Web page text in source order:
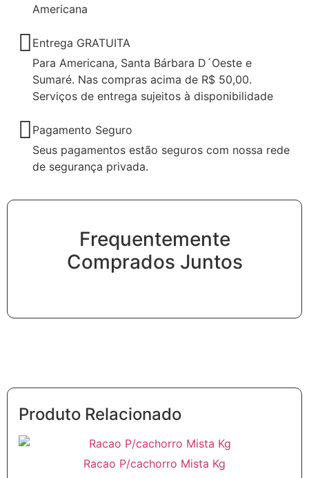
Americana
Entrega GRATUITA
Para Americana, Santa Bárbara D´Oeste e
Sumaré. Nas compras acima de R$ 50,00.
Serviços de entrega sujeitos à disponibilidade
Pagamento Seguro
Seus pagamentos estão seguros com nossa rede
de segurança privada.
Frequentemente
Comprados Juntos
Produto Relacionado
Racao P/cachorro Mista Kg